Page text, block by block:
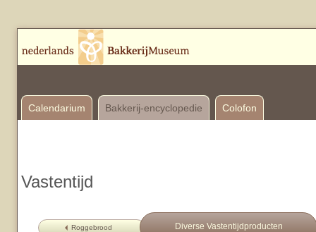
Calendarium Bakkerij-encyclopedie Colofon
Vastentijd
Roggebrood Diverse Vastentijdproducten